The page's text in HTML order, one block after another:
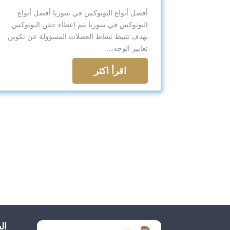
أفضل أنواع البوتوكس في سوريا أفضل أنواع
البوتوكس في سوريا يتم إعطاء حقن البوتوكس
بهدف تثبيط نشاط العضلات المسؤولة عن تكوين
تعابير الوجه،…
اقرأ اكثر